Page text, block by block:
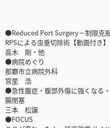
●Reduced Port Surgery－制限克
RPSによる虫垂切除術【動画付き】
高木 剛・他
●病院めぐり
那覇市立病院外科
宮里 浩
●急性腹症・腹部外傷に強くなる
腸閉塞
三本 松譲
●FOCUS